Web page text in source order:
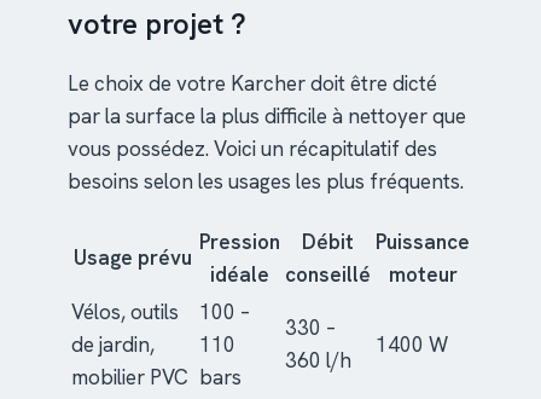
votre projet ?
Le choix de votre Karcher doit être dicté
par la surface la plus difficile à nettoyer que
vous possédez. Voici un récapitulatif des
besoins selon les usages les plus fréquents.
Usage prévu
Pression
idéale
Débit
conseillé
Puissance
moteur
Vélos, outils
de jardin,
mobilier PVC
100 –
110
bars
330 –
360 l/h
1400 W